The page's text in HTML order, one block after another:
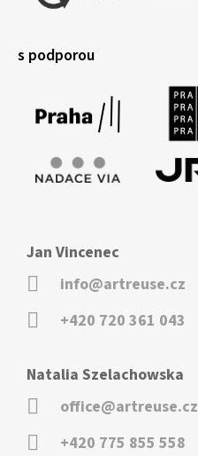
s podporou
Jan Vincenec
info@artreuse.cz
+420 720 361 043
Natalia Szelachowska
office@artreuse.cz
+420 775 855 558